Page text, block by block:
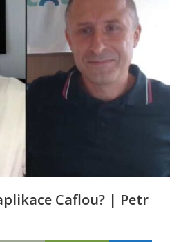
Caflou? | Petr